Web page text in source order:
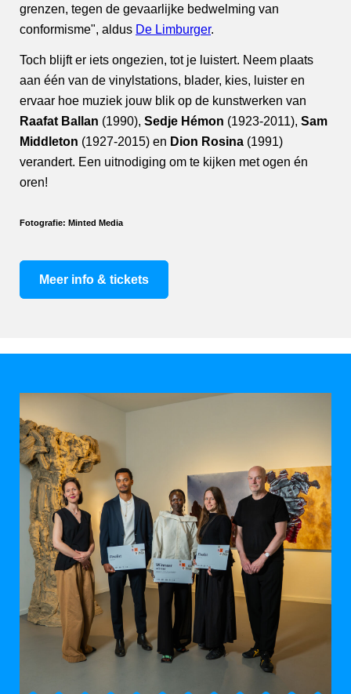
grenzen, tegen de gevaarlijke bedwelming van
conformisme", aldus De Limburger.
Toch blijft er iets ongezien, tot je luistert. Neem plaats
aan één van de vinylstations, blader, kies, luister en
ervaar hoe muziek jouw blik op de kunstwerken van
Raafat Ballan (1990), Sedje Hémon (1923-2011), Sam
Middleton (1927-2015) en Dion Rosina (1991)
verandert. Een uitnodiging om te kijken met ogen én
oren!
Fotografie: Minted Media
Meer info & tickets